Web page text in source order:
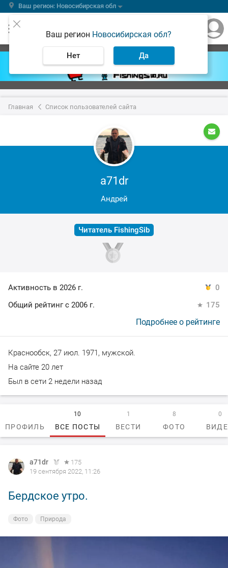
Ваш регион: Новосибирская обл
Ваш регион Новосибирская обл?
Нет Да
Главная Список пользователей сайта
a71dr
Андрей
Читатель FishingSib
Активность в 2026 г.
0
Общий рейтинг с 2006 г.
175
Подробнее о рейтинге
Краснообск, 27 июл. 1971, мужской.
На сайте 20 лет
Был в сети 2 недели назад
ПРОФИЛЬ ВСЕ ПОСТЫ
10
ВЕСТИ
1
ФОТО
8 0
a71dr
175
19 сентября 2022, 11:26
Бердское утро.
Фото Природа